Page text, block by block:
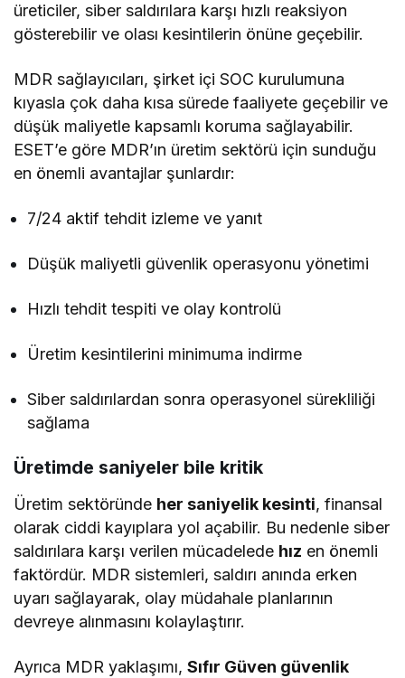
üreticiler, siber saldırılara karşı hızlı reaksiyon
gösterebilir ve olası kesintilerin önüne geçebilir.
MDR sağlayıcıları, şirket içi SOC kurulumuna
kıyasla çok daha kısa sürede faaliyete geçebilir ve
düşük maliyetle kapsamlı koruma sağlayabilir.
ESET’e göre MDR’ın üretim sektörü için sunduğu
en önemli avantajlar şunlardır:
7/24 aktif tehdit izleme ve yanıt
Düşük maliyetli güvenlik operasyonu yönetimi
Hızlı tehdit tespiti ve olay kontrolü
Üretim kesintilerini minimuma indirme
Siber saldırılardan sonra operasyonel sürekliliği
sağlama
Üretimde saniyeler bile kritik
Üretim sektöründe her saniyelik kesinti, finansal
olarak ciddi kayıplara yol açabilir. Bu nedenle siber
saldırılara karşı verilen mücadelede hız en önemli
faktördür. MDR sistemleri, saldırı anında erken
uyarı sağlayarak, olay müdahale planlarının
devreye alınmasını kolaylaştırır.
Ayrıca MDR yaklaşımı,Sıfır Güven güvenlik